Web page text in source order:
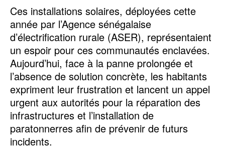
Ces installations solaires, déployées cette
année par l’Agence sénégalaise
d’électrification rurale (ASER), représentaient
un espoir pour ces communautés enclavées.
Aujourd’hui, face à la panne prolongée et
l’absence de solution concrète, les habitants
expriment leur frustration et lancent un appel
urgent aux autorités pour la réparation des
infrastructures et l’installation de
paratonnerres afin de prévenir de futurs
incidents.